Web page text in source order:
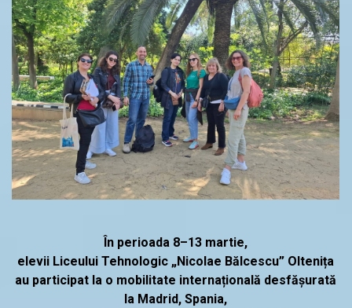
În perioada 8–13 martie,
elevii Liceului Tehnologic „Nicolae Bălcescu” Oltenița
au participat la o mobilitate internațională desfășurată
la Madrid, Spania,